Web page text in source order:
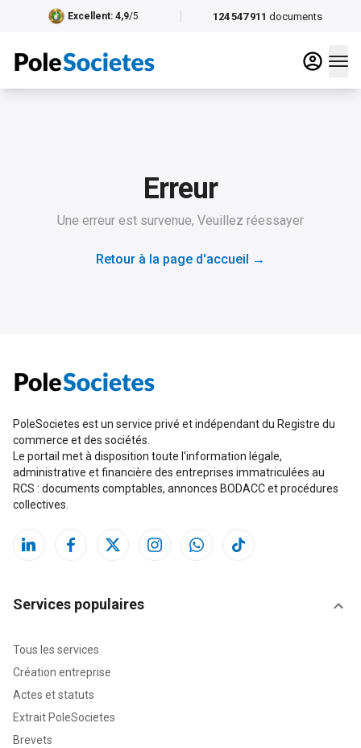
124 547 911 documents
Excellent: 4,9/5
Erreur
Une erreur est survenue, Veuillez réessayer
Retour à la page d'accueil →
PoleSocietes est un service privé et indépendant du Registre du
commerce et des sociétés.
Le portail met à disposition toute l'information légale,
administrative et financière des entreprises immatriculées au
RCS : documents comptables, annonces BODACC et procédures
collectives.
Services populaires
Tous les services
Création entreprise
Actes et statuts
Extrait PoleSocietes
Brevets